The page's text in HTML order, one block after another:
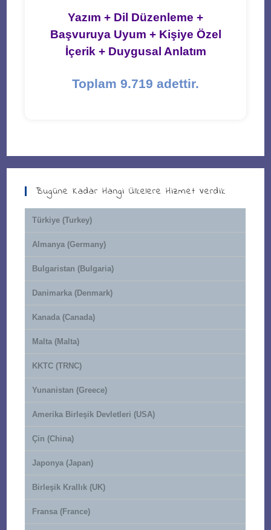
Yazım + Dil Düzenleme +
Başvuruya Uyum + Kişiye Özel
İçerik + Duygusal Anlatım
Toplam 9.719 adettir.
Bugüne Kadar Hangi Ülkelere Hizmet Verdik
Türkiye (Turkey)
Almanya (Germany)
Bulgaristan (Bulgaria)
Danimarka (Denmark)
Kanada (Canada)
Malta (Malta)
KKTC (TRNC)
Yunanistan (Greece)
Amerika Birleşik Devletleri (USA)
Çin (China)
Japonya (Japan)
Birleşik Krallık (UK)
Fransa (France)